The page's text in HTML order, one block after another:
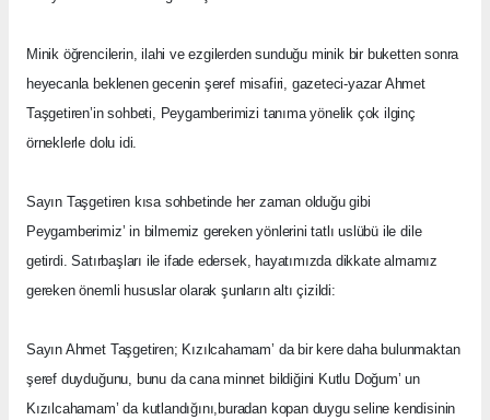
Minik öğrencilerin, ilahi ve ezgilerden sunduğu minik bir buketten sonra
heyecanla beklenen gecenin şeref misafiri, gazeteci-yazar Ahmet
Taşgetiren’in sohbeti, Peygamberimizi tanıma yönelik çok ilginç
örneklerle dolu idi.
Sayın Taşgetiren kısa sohbetinde her zaman olduğu gibi
Peygamberimiz’ in bilmemiz gereken yönlerini tatlı uslübü ile dile
getirdi. Satırbaşları ile ifade edersek, hayatımızda dikkate almamız
gereken önemli hususlar olarak şunların altı çizildi:
Sayın Ahmet Taşgetiren; Kızılcahamam’ da bir kere daha bulunmaktan
şeref duyduğunu, bunu da cana minnet bildiğini Kutlu Doğum’ un
Kızılcahamam’ da kutlandığını,buradan kopan duygu seline kendisinin